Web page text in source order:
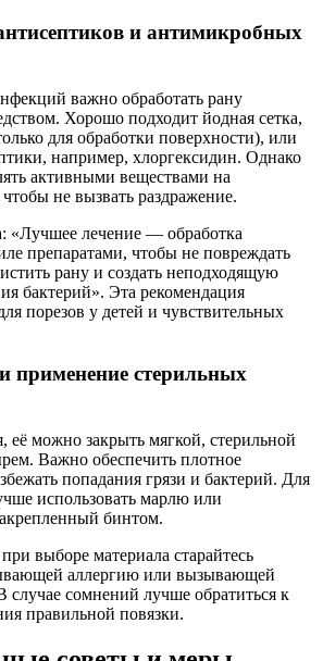
и антимикробных
важно обработать рану
Хорошо подходит йодная сетка,
для обработки поверхности), или
например, хлоргексидин. Однако
активными веществами на
не вызвать раздражение.
«Лучшее лечение — обработка
препаратами, чтобы не повреждать
рану и создать неподходящую
бактерий». Эта рекомендация
порезов у детей и чувствительных
применение стерильных
её можно закрыть мягкой, стерильной
Важно обеспечить плотное
попадания грязи и бактерий. Для
использовать марлю или
бинтом.
выборе материала старайтесь
аллергию или вызывающей
случае сомнений лучше обратиться к
правильной повязки.